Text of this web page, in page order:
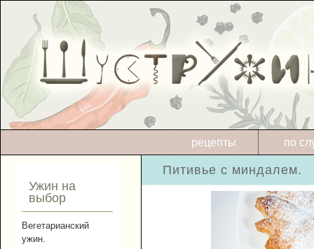
по
рецепты
Ужин на
выбор
Вегетарианский
ужин.
Питивье с миндалем.